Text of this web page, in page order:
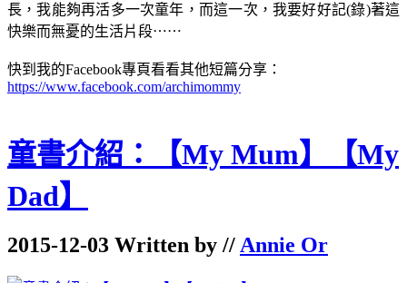
長，我能夠再活多一次童年，而這一次，我要好好記(錄)著這
快樂而無憂的生活片段⋯⋯
快到我的Facebook專頁看看其他短篇分享：
https://www.facebook.com/archimommy
童書介紹：【My Mum】【My
Dad】
2015-12-03 Written by //Annie Or